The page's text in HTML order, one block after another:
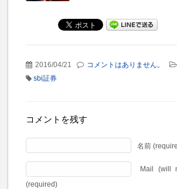
2016/04/21 コメントはありません。
sbi証券
コメントを残す
名前
Mail (will
(required)